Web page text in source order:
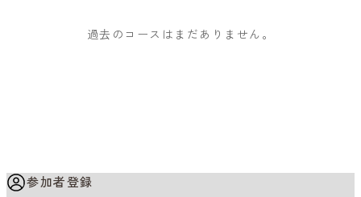
過去のコースはまだありません。
参加者登録